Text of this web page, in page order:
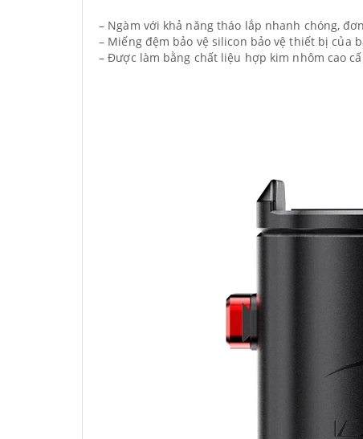
– Ngàm với khả năng tháo lắp nhanh chóng,
– Miếng đệm bảo vệ silicon bảo vệ thiết bị của
– Được làm bằng chất liệu hợp kim nhôm cao